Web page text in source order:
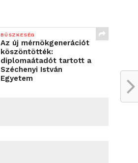
BÜSZKESÉG
Az új mérnökgenerációt
köszöntötték:
diplomaátadót tartott a
Széchenyi István
Egyetem